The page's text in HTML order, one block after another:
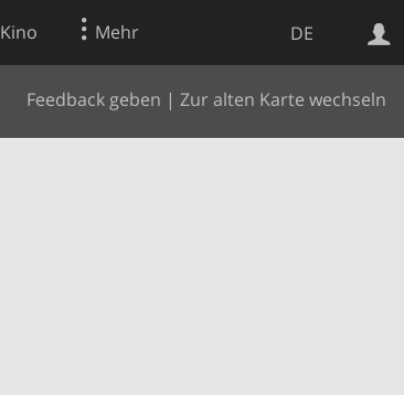
DE
Kino Mehr
Feedback geben | Zur alten Karte wechseln
Websuche